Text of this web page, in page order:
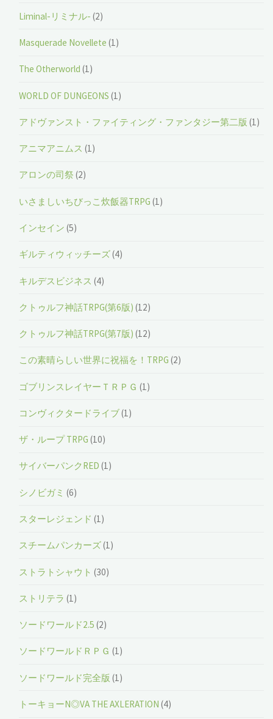
Liminal-リミナル- (2)
Masquerade Novellete (1)
The Otherworld (1)
WORLD OF DUNGEONS (1)
アドヴァンスト・ファイティング・ファンタジー第二版 (1)
アニマアニムス (1)
アロンの司祭 (2)
いさましいちびっこ炊飯器TRPG (1)
インセイン (5)
ギルティウィッチーズ(4)
キルデスビジネス (4)
クトゥルフ神話TRPG(第6版) (12)
クトゥルフ神話TRPG(第7版) (12)
この素晴らしい世界に祝福を！TRPG (2)
ゴブリンスレイヤーＴＲＰＧ (1)
コンヴィクタードライブ(1)
ザ・ループ TRPG (10)
サイバーパンクRED (1)
シノビガミ (6)
スターレジェンド (1)
スチームパンカーズ(1)
ストラトシャウト (30)
ストリテラ (1)
ソードワールド2.5 (2)
ソードワールドＲＰＧ (1)
ソードワールド完全版 (1)
トーキョーN◎VA THE AXLERATION (4)